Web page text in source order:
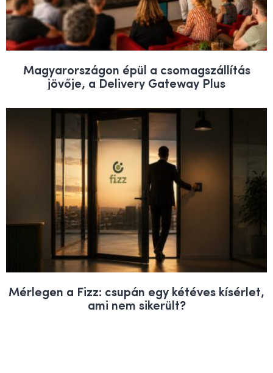
Magyarországon épül a csomagszállítás
jövője, a Delivery Gateway Plus
Mérlegen a Fizz: csupán egy kétéves kísérlet,
ami nem sikerült?